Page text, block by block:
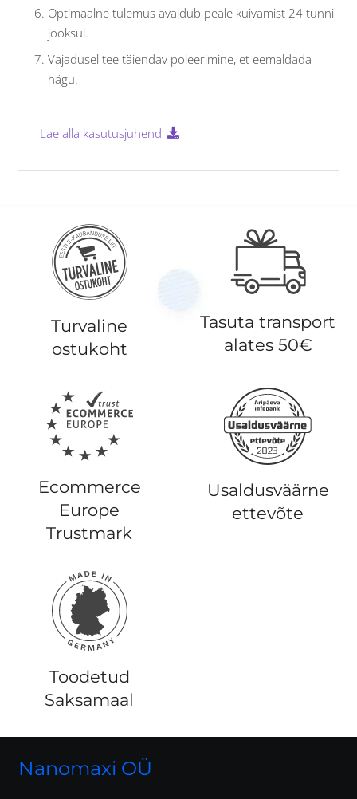
Optimaalne tulemus avaldub peale kuivamist 24 tunni
jooksul.
Vajadusel tee täiendav poleerimine, et eemaldada
hägu.
Lae alla kasutusjuhend
Turvaline
ostukoht
Tasuta transport
alates 50€
Ecommerce
Europe
Trustmark
Usaldusväärne
ettevõte
Toodetud
Saksamaal
Nanomaxi OÜ